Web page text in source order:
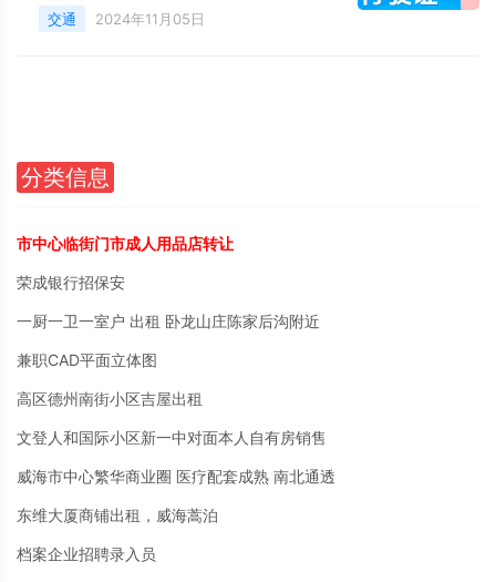
交通 2024年11月05日
分类信息
市中心临街门市成人用品店转让
荣成银行招保安
一厨一卫一室户 出租 卧龙山庄陈家后沟附近
兼职CAD平面立体图
高区德州南街小区吉屋出租
文登人和国际小区新一中对面本人自有房销售
威海市中心繁华商业圈 医疗配套成熟 南北通透
东维大厦商铺出租，威海蒿泊
档案企业招聘录入员